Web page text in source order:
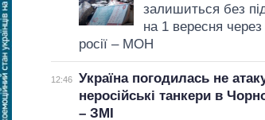
залишиться без
на 1 вересня
росії – МОН
12:46
Україна погодилась не
неросійські танкери в
– ЗМІ